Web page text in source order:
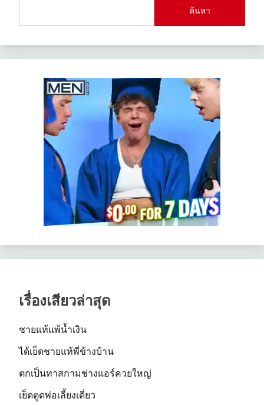
ค้นหา
เรื่องเสียวล่าสุด
ชายแท้แพ้น้ำเงิน
ได้เย็ดชายแท้พี่ข้างบ้าน
ตกเป็นทาสกามช่างแอร์ควยใหญ่
เย็ดตูดพ่อเลี้ยงเดี่ยว